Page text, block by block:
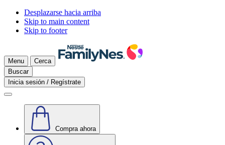
Desplazarse hacia arriba
Skip to main content
Skip to footer
Menu
Cerca
Buscar
Inicia sesión / Regístrate
Compra ahora